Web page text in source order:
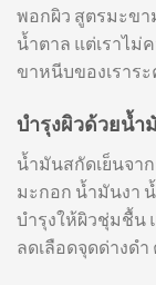
พอกผิว สูตรมะขา
น้ำตาล แต่เราไม่
ขาหนีบของเราร
บำรุงผิวด้วยน้ำ
น้ำมันสกัดเย็นจา
มะกอก น้ำมันงา
บำรุงให้ผิวชุ่มชื้น
ลดเลือดจุดด่างด